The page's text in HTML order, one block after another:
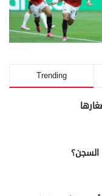
Trending